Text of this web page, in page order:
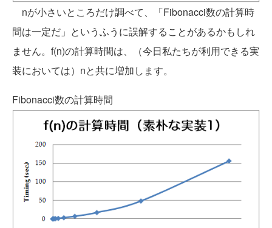
nが小さいところだけ調べて、「Fibonacci数の計算時
間は一定だ」というふうに誤解することがあるかもしれ
ません。f(n)の計算時間は、（今日私たちが利用できる実
装においては）nと共に増加します。
Fibonacci数の計算時間